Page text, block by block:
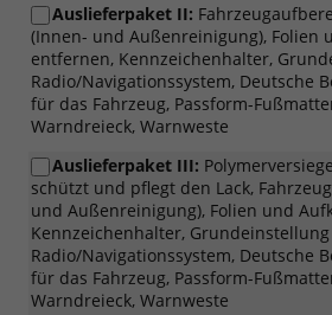
Auslieferpaket II:
(Innen- und Außenreinigung), Folien
entfernen, Kennzeichenhalter,
Radio/Navigationssystem, Deutsche
für das Fahrzeug, Passform-
Warndreieck, Warnweste
Auslieferpaket III:
schützt und pflegt den Lack,
und Außenreinigung), Folien und
Kennzeichenhalter, Grundeinstellung
Radio/Navigationssystem, Deutsche
für das Fahrzeug, Passform-
Warndreieck, Warnweste